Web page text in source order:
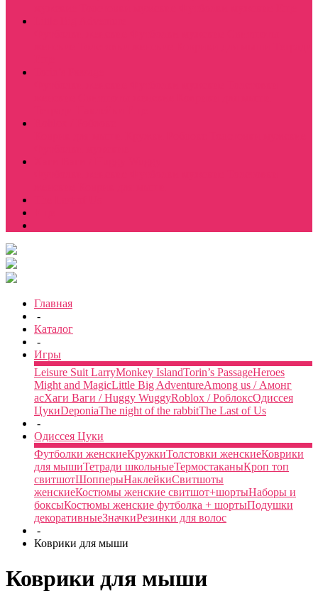
Главная
-
Каталог
-
Игры
Leisure Suit LarryMonkey IslandTorin’s PassageHeroes
Might and MagicLittle Big AdventureAmong us / Амонг
асХаги Ваги / Huggy WuggyRoblox / РоблоксОдиссея
ЦукиDeponiaThe night of the rabbitThe Last of Us
-
Одиссея Цуки
Футболки женскиеКружкиТолстовки женскиеКоврики
для мышиТетради школьныеТермостаканыКроп топ
свитшотШопперыНаклейкиСвитшоты
женскиеКостюмы женские свитшот+шортыНаборы и
боксыКостюмы женские футболка + шортыПодушки
декоративныеЗначкиРезинки для волос
-
Коврики для мыши
Коврики для мыши